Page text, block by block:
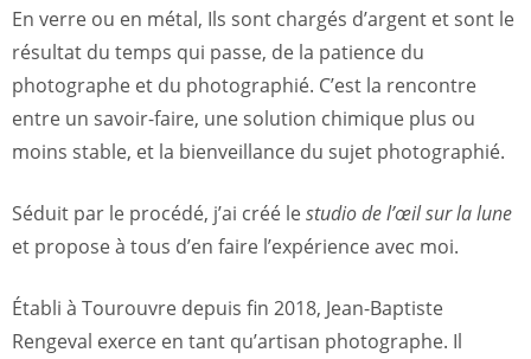
En verre ou en métal, Ils sont chargés d’argent et sont le
résultat du temps qui passe, de la patience du
photographe et du photographié. C’est la rencontre
entre un savoir-faire, une solution chimique plus ou
moins stable, et la bienveillance du sujet photographié.
Séduit par le procédé, j’ai créé lestudio de l’œil sur la lune
et propose à tous d’en faire l’expérience avec moi.
Établi à Tourouvre depuis fin 2018, Jean-Baptiste
Rengeval exerce en tant qu’artisan photographe. Il